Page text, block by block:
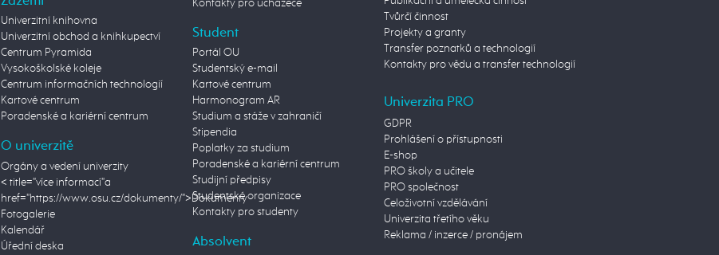
Univerzitní knihovna
Univerzitní obchod a knihkupectví
Centrum Pyramida
Vysokoškolské koleje
Centrum informačních technologií
Kartové centrum
Poradenské a kariérní centrum
O univerzitě
Orgány a vedení univerzity
< title="více informací"a
href="https://www.osu.cz/dokumenty/">Dokumenty
Fotogalerie
Kalendář
Úřední deska
Kontakty pro uchazeče
Student
Portál OU
Studentský e-mail
Kartové centrum
Harmonogram AR
Studium a stáže v zahraničí
Stipendia
Poplatky za studium
Poradenské a kariérní centrum
Studijní předpisy
Studentské organizace
Kontakty pro studenty
Absolvent
Tvůrčí činnost
Projekty a granty
Transfer poznatků a technologií
Kontakty pro vědu a transfer technologií
Univerzita PRO
GDPR
Prohlášení o přístupnosti
E-shop
PRO školy a učitele
PRO společnost
Celoživotní vzdělávání
Univerzita třetího věku
Reklama / inzerce / pronájem